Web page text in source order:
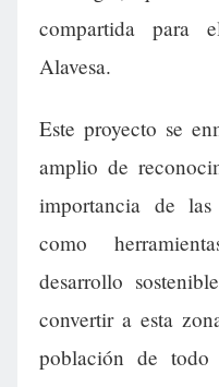
compartida para
Alavesa.
Este proyecto se
amplio de
importancia de
como
desarrollo
convertir a esta
población de todo